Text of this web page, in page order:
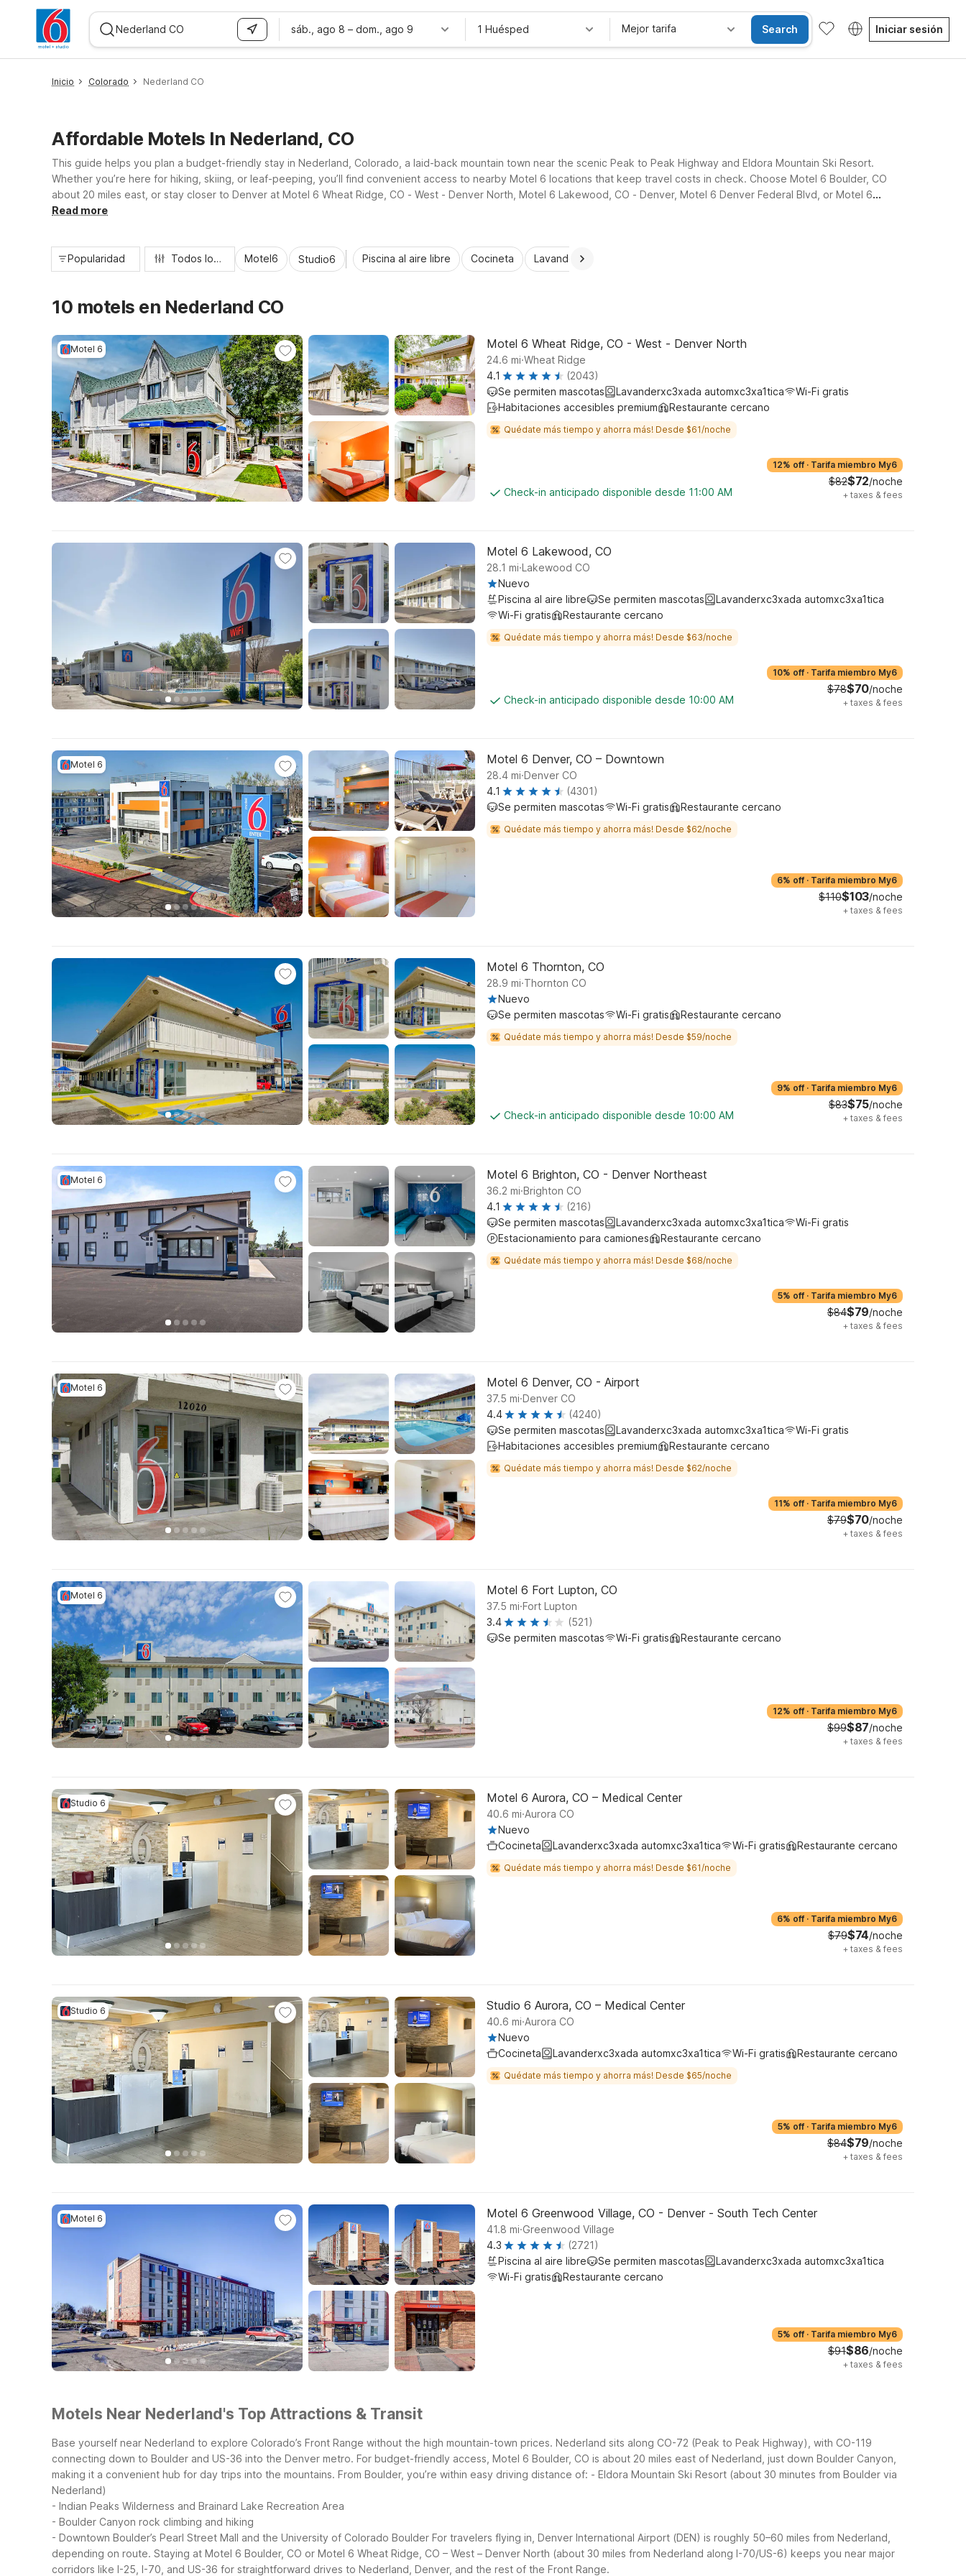
sáb., ago 8 – dom., ago 9 1 Huésped Mejor tarifa Search Iniciar sesión
Inicio Colorado Nederland CO
Affordable Motels In Nederland, CO
This guide helps you plan a budget-friendly stay in Nederland, Colorado, a laid-back mountain town near the scenic Peak to Peak Highway and Eldora Mountain Ski Resort.
Whether you’re here for hiking, skiing, or leaf-peeping, you’ll find convenient access to nearby Motel 6 locations that keep travel costs in check. Choose Motel 6 Boulder, CO
about 20 miles east, or stay closer to Denver at Motel 6 Wheat Ridge, CO - West - Denver North, Motel 6 Lakewood, CO - Denver, Motel 6 Denver Federal Blvd, or Motel 6
Thornton, CO, all offering essential amenities like free Wi-Fi, parking, and pet-friendly rooms.
Read more
Popularidad Todos los filtros Motel6 Studio6 Piscina al aire libre Cocineta Lavandería automática
10 motels en Nederland CO
Motel 6 Motel 6 Wheat Ridge, CO - West - Denver North
24.6 mi.Wheat Ridge
4.1
(2043)
Se permiten mascotas
Lavanderxc3xada automxc3xa1tica
Wi-Fi gratis
Habitaciones accesibles premium
Restaurante cercano
Quédate más tiempo y ahorra más! Desde $61/noche
Check-in anticipado disponible desde 11:00 AM
12% off · Tarifa miembro My6
$82$72/noche
+ taxes & fees
Motel 6 Lakewood, CO
28.1 mi.Lakewood CO
Nuevo
Piscina al aire libre
Se permiten mascotas
Lavanderxc3xada automxc3xa1tica
Wi-Fi gratis
Restaurante cercano
Quédate más tiempo y ahorra más! Desde $63/noche
Check-in anticipado disponible desde 10:00 AM
10% off · Tarifa miembro My6
$78$70/noche
+ taxes & fees
Motel 6 Motel 6 Denver, CO – Downtown
28.4 mi.Denver CO
4.1
(4301)
Se permiten mascotas
Wi-Fi gratis Restaurante cercano
Quédate más tiempo y ahorra más! Desde $62/noche
6% off · Tarifa miembro My6
$110$103/noche
+ taxes & fees
Motel 6 Thornton, CO
28.9 mi.Thornton CO
Nuevo
Se permiten mascotas
Wi-Fi gratis Restaurante cercano
Quédate más tiempo y ahorra más! Desde $59/noche
Check-in anticipado disponible desde 10:00 AM
9% off · Tarifa miembro My6
$83$75/noche
+ taxes & fees
Motel 6 Motel 6 Brighton, CO - Denver Northeast
36.2 mi.Brighton CO
4.1
(216)
Se permiten mascotas
Lavanderxc3xada automxc3xa1tica
Wi-Fi gratis
Estacionamiento para camiones
Restaurante cercano
Quédate más tiempo y ahorra más! Desde $68/noche
5% off · Tarifa miembro My6
$84$79/noche
+ taxes & fees
Motel 6 Motel 6 Denver, CO - Airport
37.5 mi.Denver CO
4.4
(4240)
Se permiten mascotas
Lavanderxc3xada automxc3xa1tica
Wi-Fi gratis
Habitaciones accesibles premium
Restaurante cercano
Quédate más tiempo y ahorra más! Desde $62/noche
11% off · Tarifa miembro My6
$79$70/noche
+ taxes & fees
Motel 6 Motel 6 Fort Lupton, CO
37.5 mi.Fort Lupton
3.4
(521)
Se permiten mascotas
Wi-Fi gratis Restaurante cercano
12% off · Tarifa miembro My6
$99$87/noche
+ taxes & fees
Studio 6 Motel 6 Aurora, CO – Medical Center
40.6 mi.Aurora CO
Nuevo
Cocineta
Lavanderxc3xada automxc3xa1tica Wi-Fi gratis Restaurante cercano
Quédate más tiempo y ahorra más! Desde $61/noche
6% off · Tarifa miembro My6
$79$74/noche
+ taxes & fees
Studio 6 Studio 6 Aurora, CO – Medical Center
40.6 mi.Aurora CO
Nuevo
Cocineta
Lavanderxc3xada automxc3xa1tica Wi-Fi gratis Restaurante cercano
Quédate más tiempo y ahorra más! Desde $65/noche
5% off · Tarifa miembro My6
$84$79/noche
+ taxes & fees
Motel 6 Motel 6 Greenwood Village, CO - Denver - South Tech Center
41.8 mi.Greenwood Village
4.3
(2721)
Piscina al aire libre
Se permiten mascotas
Lavanderxc3xada automxc3xa1tica
Wi-Fi gratis
Restaurante cercano
5% off · Tarifa miembro My6
$91$86/noche
+ taxes & fees
Motels Near Nederland's Top Attractions & Transit
Base yourself near Nederland to explore Colorado’s Front Range without the high mountain-town prices. Nederland sits along CO-72 (Peak to Peak Highway), with CO-119
connecting down to Boulder and US-36 into the Denver metro. For budget-friendly access, Motel 6 Boulder, CO is about 20 miles east of Nederland, just down Boulder Canyon,
making it a convenient hub for day trips into the mountains. From Boulder, you’re within easy driving distance of: - Eldora Mountain Ski Resort (about 30 minutes from Boulder via
Nederland)
- Indian Peaks Wilderness and Brainard Lake Recreation Area
- Boulder Canyon rock climbing and hiking
- Downtown Boulder’s Pearl Street Mall and the University of Colorado Boulder For travelers flying in, Denver International Airport (DEN) is roughly 50–60 miles from Nederland,
depending on route. Staying at Motel 6 Boulder, CO or Motel 6 Wheat Ridge, CO – West – Denver North (about 30 miles from Nederland along I-70/US-6) keeps you near major
corridors like I-25, I-70, and US-36 for straightforward drives to Nederland, Denver, and the rest of the Front Range.